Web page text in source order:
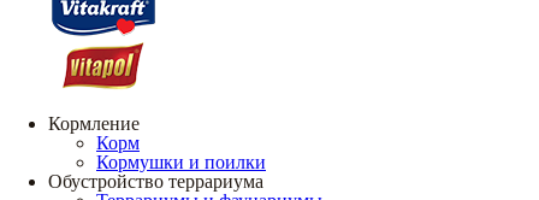
Кормление
Корм
Кормушки и поилки
Обустройство террариума